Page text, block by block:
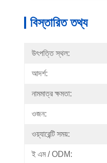
বিস্তারিত তথ্য
উৎপত্তি স্থল:
আদর্শ:
নামমাত্র ক্ষমতা:
ওজন:
ওয়্যারেন্টি সময়:
ই এম / ODM: